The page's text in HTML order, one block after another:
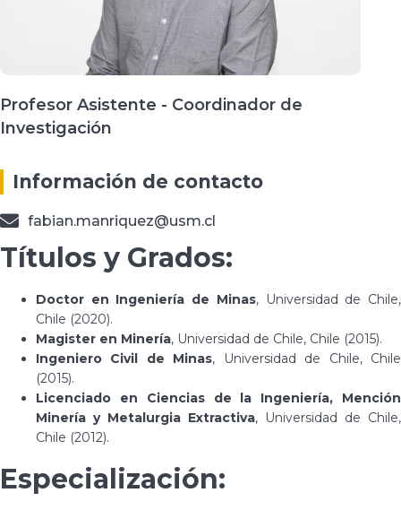
Profesor Asistente - Coordinador de
Investigación
Información de contacto
fabian.manriquez@usm.cl
Títulos y Grados:
Doctor en Ingeniería de Minas, Universidad de Chile,
Chile (2020).
Magister en Minería, Universidad de Chile, Chile (2015).
Ingeniero Civil de Minas, Universidad de Chile, Chile
(2015).
Licenciado en Ciencias de la Ingeniería, Mención
Minería y Metalurgia Extractiva, Universidad de Chile,
Chile (2012).
Especialización: